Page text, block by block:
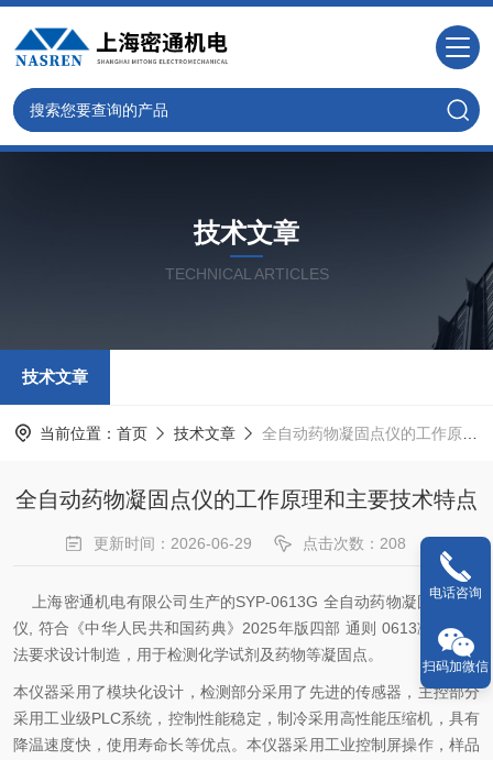
技术文章
TECHNICAL ARTICLES
技术文章
当前位置： 首页 技术文章 全自动药物凝固点仪的工作原理和主要技术特点
全自动药物凝固点仪的工作原理和主要技术特点
更新时间：2026-06-29 点击次数：208
上海密通机电有限公司生产的SYP-0613G 全自动药物凝固点测定
仪, 符合《中华人民共和国药典》2025年版四部 通则 0613凝点测定
法要求设计制造，用于检测化学试剂及药物等凝固点。
本仪器采用了模块化设计，检测部分采用了先进的传感器，主控部分
采用工业级PLC系统，控制性能稳定，制冷采用高性能压缩机，具有
降温速度快，使用寿命长等优点。本仪器采用工业控制屏操作，样品
电话咨询
扫码加微信